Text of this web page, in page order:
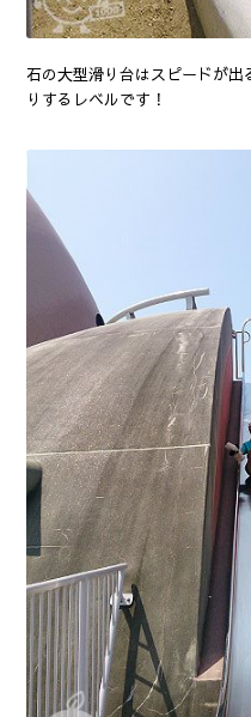
石の大型滑り台はスピードが出
りするレベルです！